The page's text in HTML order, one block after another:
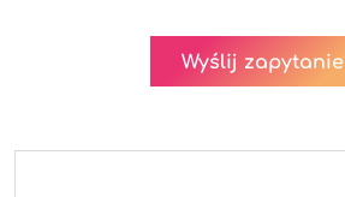
Wyślij zapytanie